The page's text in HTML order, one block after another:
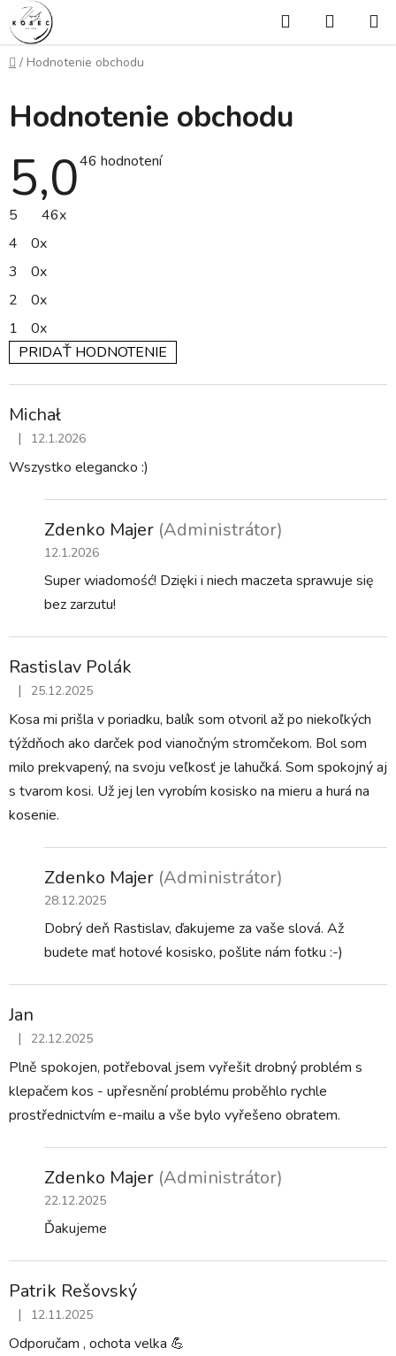
Prejsť
na
obsah
Hľadať
KOŠÍK
Domov
/ Hodnotenie obchodu
Hodnotenie obchodu
5,0Priemerné
46 hodnotení
5
46x
4
0x
3
0x
2
0x
1
0x
PRIDAŤ HODNOTENIE
p
s
í
Michał
Hodnotenie obchodu je 5 z 5 hviezdičiek.
| 12.1.2026
Wszystko elegancko :)
Zdenko Majer (Administrátor)
12.1.2026
Super wiadomość! Dzięki i niech maczeta sprawuje się
bez zarzutu!
Rastislav Polák
Hodnotenie obchodu je 5 z 5 hviezdičiek.
| 25.12.2025
Kosa mi prišla v poriadku, balík som otvoril až po niekoľkých
týždňoch ako darček pod vianočným stromčekom. Bol som
milo prekvapený, na svoju veľkosť je lahučká. Som spokojný aj
s tvarom kosi. Už jej len vyrobím kosisko na mieru a hurá na
kosenie.
Zdenko Majer (Administrátor)
28.12.2025
Dobrý deň Rastislav, ďakujeme za vaše slová. Až
budete mať hotové kosisko, pošlite nám fotku :-)
Jan
Hodnotenie obchodu je 5 z 5 hviezdičiek.
| 22.12.2025
Plně spokojen, potřeboval jsem vyřešit drobný problém s
klepačem kos - upřesnění problému proběhlo rychle
prostřednictvím e-mailu a vše bylo vyřešeno obratem.
Zdenko Majer (Administrátor)
22.12.2025
Ďakujeme
Patrik Rešovský
Hodnotenie obchodu je 5 z 5 hviezdičiek.
| 12.11.2025
Odporučam , ochota velka 💪